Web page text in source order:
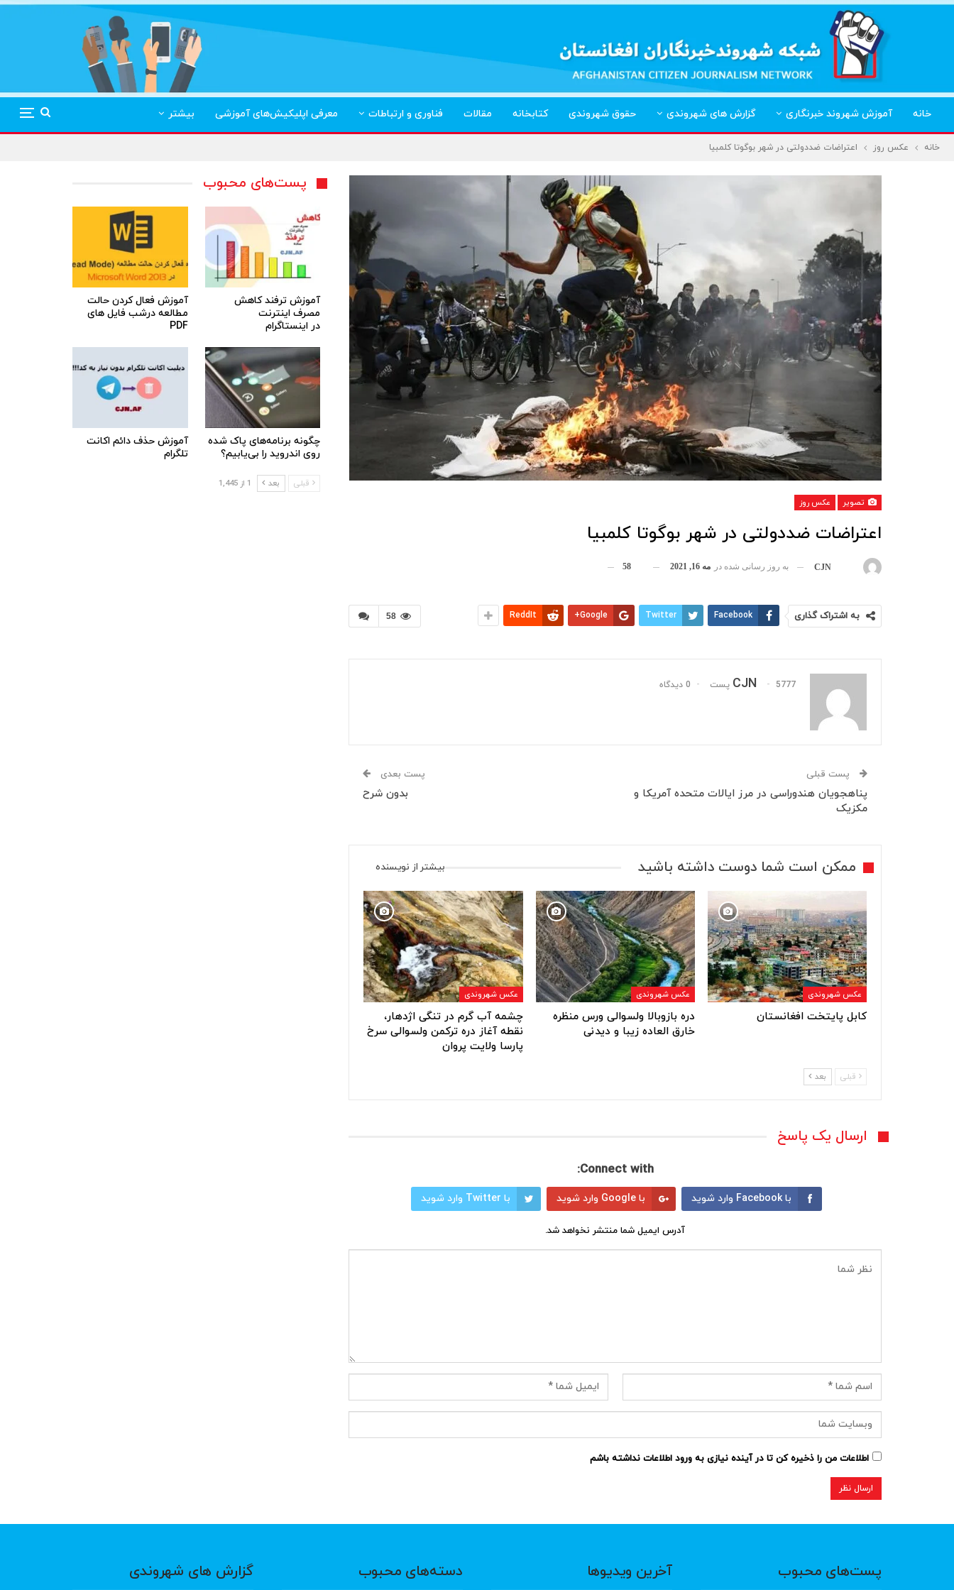
خانه آموزش شهروند خبرنگاری گزارش های شهروندی حقوق شهروندی کتابخانه مقالات فناوری و ارتباطات معرفی اپلیکیش‌های آموزشی بیشتر
خانه عکس روز اعتراضات ضددولتی در شهر بوگوتا کلمبیا
تصویر عکس روز
اعتراضات ضددولتی در شهر بوگوتا کلمبیا
CJN به روز رسانی شده در مه 16, 2021 58
58 به اشتراک گذاری Facebook
Twitter
Google+
ReddIt
CJN 5777 پست 0 دیدگاه
پست قبلی
پناهجویان هندوراسی در مرز ایالات متحده آمریکا و
مکزیک
پست بعدی
بدون شرح
ممکن است شما دوست داشته باشید بیشتر از نویسنده
عکس شهروندی
کابل پایتخت افغانستان
عکس شهروندی
دره بازوبالا ولسوالی ورس منظره
خارق العاده زیبا و دیدنی
عکس شهروندی
چشمه آب گرم در تنگی اژدهار،
نقطه آغاز دره ترکمن ولسوالی سرخ
پارسا ولایت پروان
قبلی بعد
ارسال یک پاسخ
Connect with:
با Facebook وارد شوید با Google وارد شوید با Twitter وارد شوید
آدرس ایمیل شما منتشر نخواهد شد.
اطلاعات من را ذخیره کن تا در آینده نیازی به ورود اطلاعات نداشته باشم
پست‌های محبوب
آموزش ترفند کاهش
مصرف اینترنت
در اینستاگرام
آموزش فعال کردن حالت
مطالعه درشب فایل های
PDF
چگونه برنامه‌های پاک شده
روی اندروید را بی‌یابیم؟
آموزش حذف دائم اکانت
تلگرام
قبلی بعد 1 از 1,445
پست‌های محبوب آخرین ویدیوها دسته‌های محبوب گزارش های شهروندی